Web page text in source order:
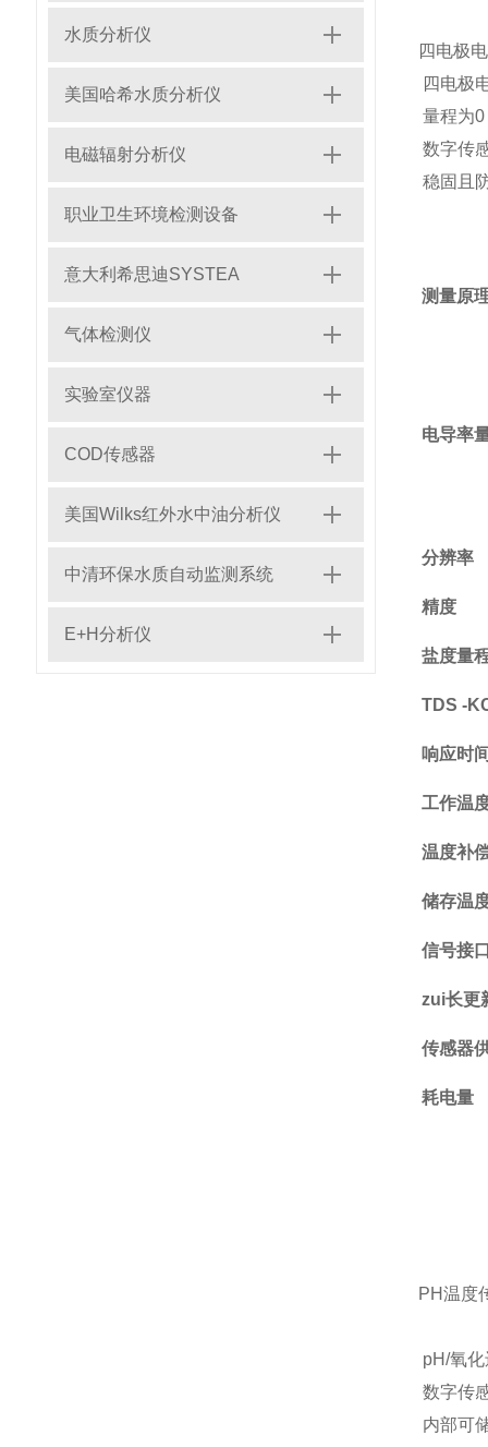
水质分析仪
美国哈希水质分析仪
电磁辐射分析仪
职业卫生环境检测设备
意大利希思迪SYSTEA
气体检测仪
实验室仪器
COD传感器
美国Wilks红外水中油分析仪
中清环保水质自动监测系统
E+H分析仪
四电极
四电极
量程为
数字传
稳固且
测量原
电导率
分辨率
精度
盐度量
TDS -
响应时
工作温
温度补
储存温
信号接
zui长更
传感器
耗电量
PH温度
pH/氧
数字传
内部可